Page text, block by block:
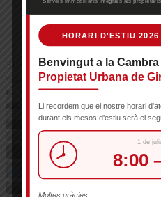
30/07/26